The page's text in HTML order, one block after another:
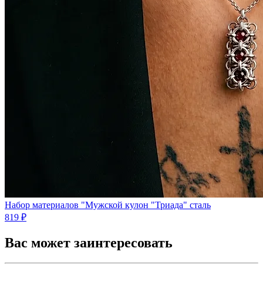
Набор материалов "Мужской кулон "Триада" сталь
819 ₽
Вас может заинтересовать